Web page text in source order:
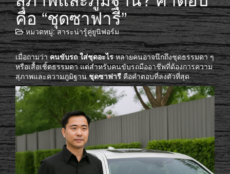
คือ “ชุดซาฟารี”
หมวดหมู่:สาระน่ารู้คู่ยูนิฟอร์ม
เมื่อถามว่าคนขับรถ ใส่ชุดอะไรหลายคนอาจนึกถึงชุดธรรมดา ๆ
หรือเสื้อเชิ้ตธรรมดา แต่สำหรับคนขับรถมืออาชีพที่ต้องการความ
สุภาพและความภูมิฐานชุดซาฟารีคือคำตอบที่ลงตัวที่สุด